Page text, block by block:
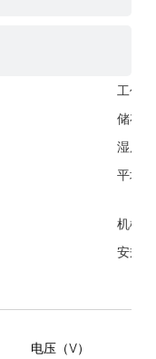
工作
储存
湿度
平均
机械
安规
电压（V）